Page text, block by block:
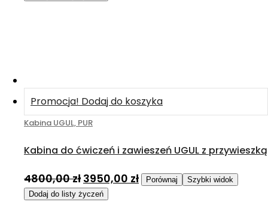
Promocja! Dodaj do koszyka
Kabina UGUL, PUR
Kabina do ćwiczeń i zawieszeń UGUL z przywieszką
4800,00zł 3950,00 zł Porównaj
Szybki widok
Dodaj do listy życzeń